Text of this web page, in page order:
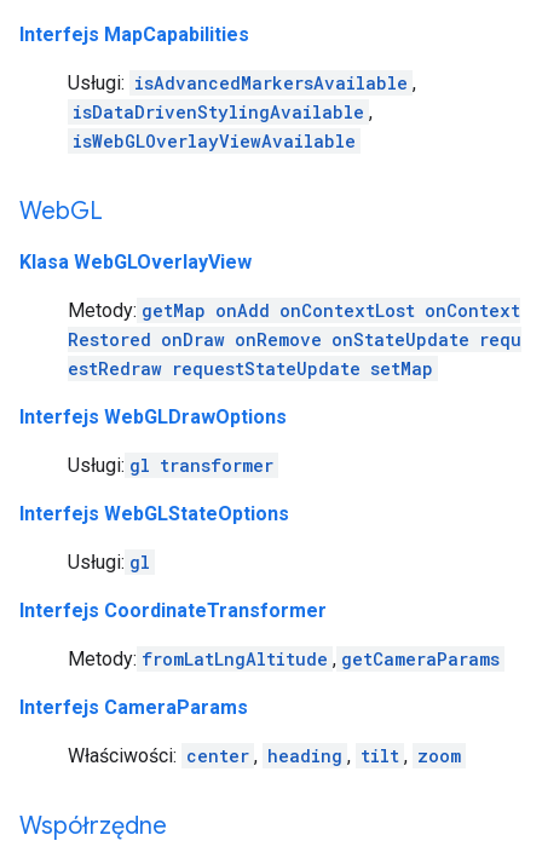
Interfejs MapCapabilities
Usługi: isAdvancedMarkersAvailable ,
isDataDrivenStylingAvailable ,
isWebGLOverlayViewAvailable
WebGL
Klasa WebGLOverlayView
Metody: getMap onAdd onContextLost onContext
Restored onDraw onRemove onStateUpdate requ
estRedraw requestStateUpdate setMap
Interfejs WebGLDrawOptions
Usługi: gl transformer
Interfejs WebGLStateOptions
Usługi: gl
Interfejs CoordinateTransformer
Metody: fromLatLngAltitude , getCameraParams
Interfejs CameraParams
Właściwości: center , heading , tilt , zoom
Współrzędne